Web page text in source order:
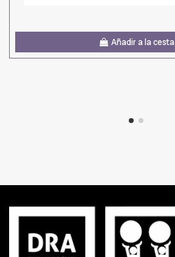
Añadir a la cesta